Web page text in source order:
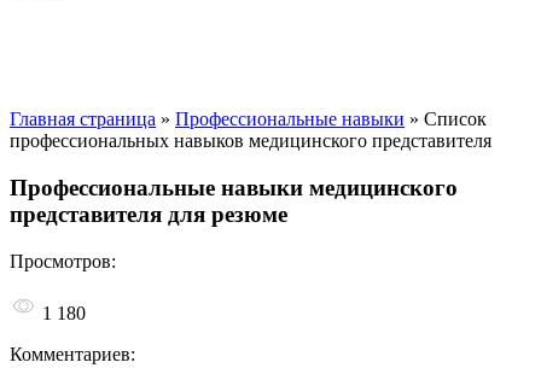
Главная страница » Профессиональные навыки » Список
профессиональных навыков медицинского представителя
Профессиональные навыки медицинского
представителя для резюме
Просмотров:
1 180
Комментариев: